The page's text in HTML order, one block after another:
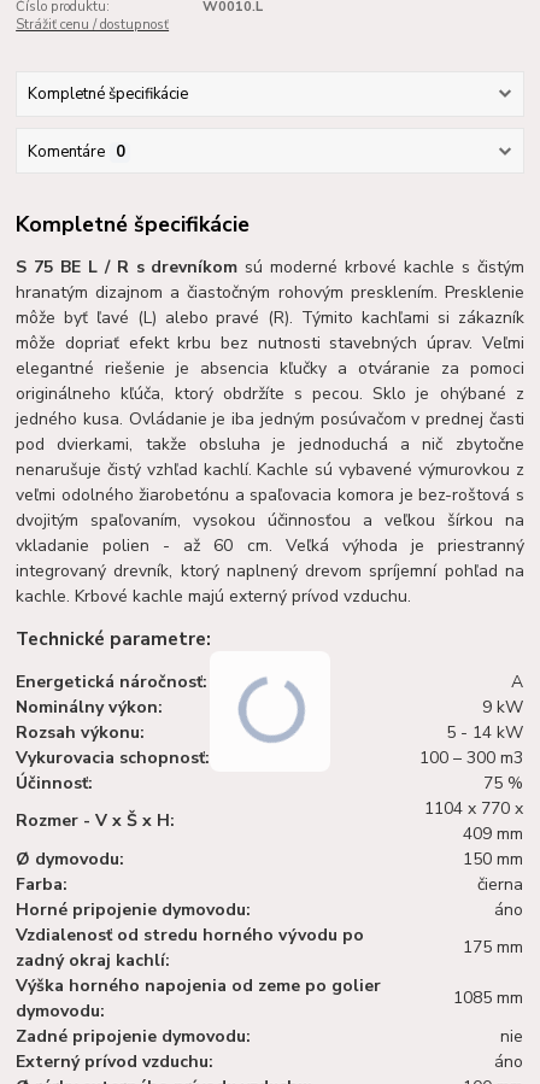
Číslo produktu:
W0010.L
Strážiť cenu / dostupnosť
Kompletné špecifikácie
Komentáre 0
Kompletné špecifikácie
S 75 BE L / R s drevníkom sú moderné krbové kachle s čistým
hranatým dizajnom a čiastočným rohovým presklením. Presklenie
môže byť ľavé (L) alebo pravé (R). Týmito kachľami si zákazník
môže dopriať efekt krbu bez nutnosti stavebných úprav. Veľmi
elegantné riešenie je absencia kľučky a otváranie za pomoci
originálneho kľúča, ktorý obdržíte s pecou. Sklo je ohýbané z
jedného kusa. Ovládanie je iba jedným posúvačom v prednej časti
pod dvierkami, takže obsluha je jednoduchá a nič zbytočne
nenarušuje čistý vzhľad kachlí. Kachle sú vybavené výmurovkou z
veľmi odolného žiarobetónu a spaľovacia komora je bez-roštová s
dvojitým spaľovaním, vysokou účinnosťou a veľkou šírkou na
vkladanie polien - až 60 cm. Veľká výhoda je priestranný
integrovaný drevník, ktorý naplnený drevom spríjemní pohľad na
kachle. Krbové kachle majú externý prívod vzduchu.
Technické parametre:
Energetická náročnosť:
A
Nominálny výkon:
9 kW
Rozsah výkonu:
5 - 14 kW
Vykurovacia schopnosť:
100 – 300 m3
Účinnosť:
75 %
Rozmer - V x Š x H:
1104 x 770 x
409 mm
Ø dymovodu:
150 mm
Farba:
čierna
Horné pripojenie dymovodu:
áno
Vzdialenosť od stredu horného vývodu po
zadný okraj kachlí:
175 mm
Výška horného napojenia od zeme po golier
dymovodu:
1085 mm
Zadné pripojenie dymovodu:
nie
Externý prívod vzduchu:
áno